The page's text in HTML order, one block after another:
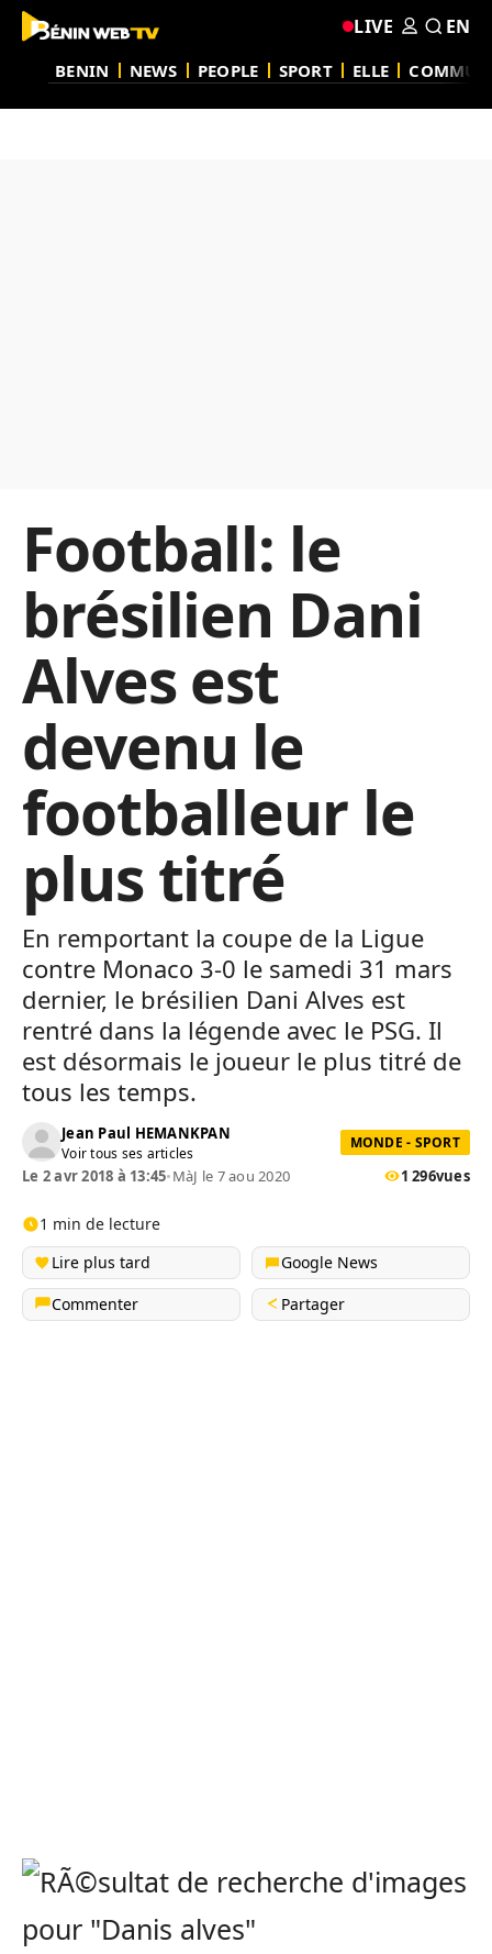
BENIN NEWS PEOPLE SPORT ELLE
LIVE EN
Football: le
brésilien Dani
Alves est
devenu le
footballeur le
plus titré
En remportant la coupe de la Ligue
contre Monaco 3-0 le samedi 31 mars
dernier, le brésilien Dani Alves est
rentré dans la légende avec le PSG. Il
est désormais le joueur le plus titré de
tous les temps.
Jean Paul HEMANKPAN
Voir tous ses articles
MONDE - SPORT
Le 2 avr 2018 à 13:45•MàJ le 7 aou 2020 1 296vues
1 min de lecture
Lire plus tard
Google News
Commenter
Partager